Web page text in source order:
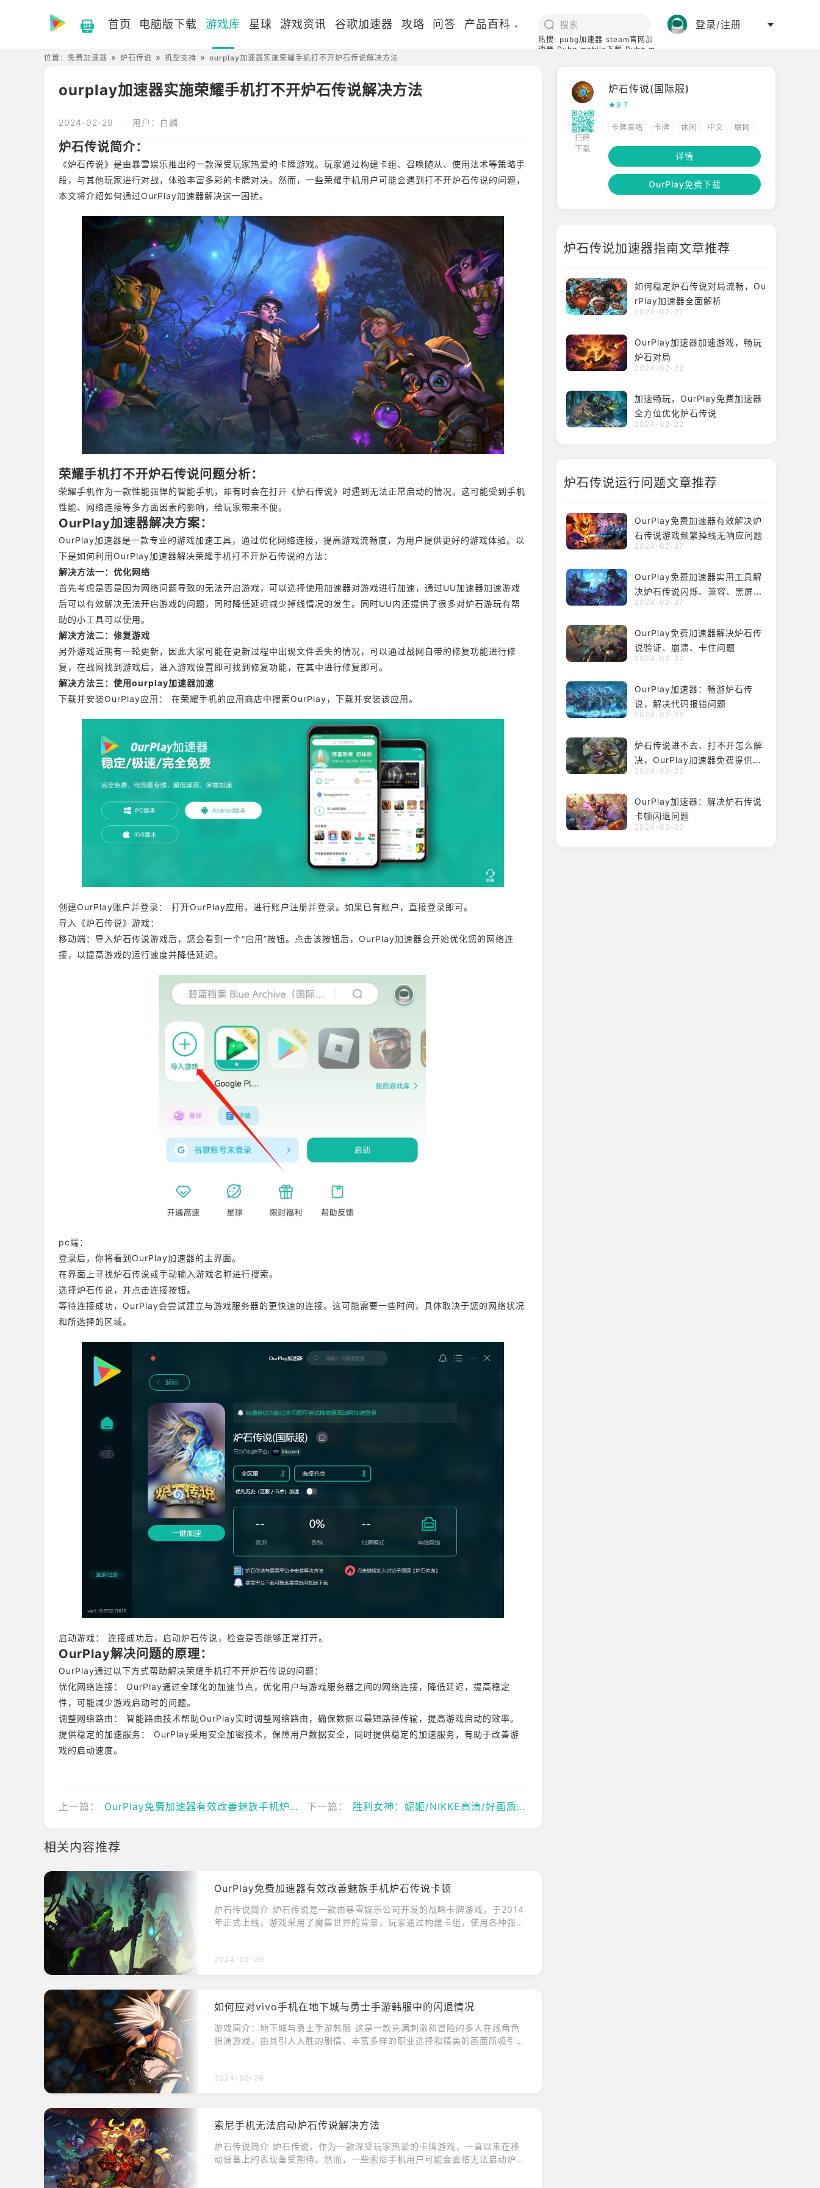
首页 电脑版下载 游戏库 星球 游戏资讯 谷歌加速器 攻略 问答 产品百科
热搜: pubg加速器 steam官网加
速器 Pubg mobile下载 Pubg m
登录/注册
位置： 免费加速器 炉石传说 机型支持 ourplay加速器实施荣耀手机打不开炉石传说解决方法
ourplay加速器实施荣耀手机打不开炉石传说解决方法
2024-02-29 用户：白麟
炉石传说简介：
《炉石传说》是由暴雪娱乐推出的一款深受玩家热爱的卡牌游戏。玩家通过构建卡组、召唤随从、使用法术等策略手
段，与其他玩家进行对战，体验丰富多彩的卡牌对决。然而，一些荣耀手机用户可能会遇到打不开炉石传说的问题，
本文将介绍如何通过OurPlay加速器解决这一困扰。
荣耀手机打不开炉石传说问题分析：
荣耀手机作为一款性能强悍的智能手机，却有时会在打开《炉石传说》时遇到无法正常启动的情况。这可能受到手机
性能、网络连接等多方面因素的影响，给玩家带来不便。
OurPlay加速器解决方案：
OurPlay加速器是一款专业的游戏加速工具，通过优化网络连接，提高游戏流畅度，为用户提供更好的游戏体验。以
下是如何利用OurPlay加速器解决荣耀手机打不开炉石传说的方法：
解决方法一：优化网络
首先考虑是否是因为网络问题导致的无法开启游戏，可以选择使用加速器对游戏进行加速，通过UU加速器加速游戏
后可以有效解决无法开启游戏的问题，同时降低延迟减少掉线情况的发生。同时UU内还提供了很多对炉石游玩有帮
助的小工具可以使用。
解决方法二： 修复游戏
另外游戏近期有一轮更新，因此大家可能在更新过程中出现文件丢失的情况，可以通过战网自带的修复功能进行修
复，在战网找到游戏后，进入游戏设置即可找到修复功能，在其中进行修复即可。
解决方法三： 使用ourplay加速器加速
下载并安装OurPlay应用： 在荣耀手机的应用商店中搜索OurPlay，下载并安装该应用。
创建OurPlay账户并登录： 打开OurPlay应用，进行账户注册并登录。如果已有账户，直接登录即可。
导入《炉石传说》游戏：
移动端：导入炉石传说游戏后，您会看到一个“启用”按钮。点击该按钮后，OurPlay加速器会开始优化您的网络连
接，以提高游戏的运行速度并降低延迟。
pc端：
登录后，你将看到OurPlay加速器的主界面。
在界面上寻找炉石传说或手动输入游戏名称进行搜索。
选择炉石传说，并点击连接按钮。
等待连接成功，OurPlay会尝试建立与游戏服务器的更快速的连接。这可能需要一些时间，具体取决于您的网络状况
和所选择的区域。
启动游戏： 连接成功后，启动炉石传说，检查是否能够正常打开。
OurPlay解决问题的原理：
OurPlay通过以下方式帮助解决荣耀手机打不开炉石传说的问题：
优化网络连接： OurPlay通过全球化的加速节点，优化用户与游戏服务器之间的网络连接，降低延迟，提高稳定
性，可能减少游戏启动时的问题。
调整网络路由： 智能路由技术帮助OurPlay实时调整网络路由，确保数据以最短路径传输，提高游戏启动的效率。
提供稳定的加速服务： OurPlay采用安全加密技术，保障用户数据安全，同时提供稳定的加速服务，有助于改善游
戏的启动速度。
上一篇： OurPlay免费加速器有效改善魅族手机炉石传说卡顿 下一篇： 胜利女神：妮姬/NIKKE高清/好画质怎么设置
相关内容推荐
OurPlay免费加速器有效改善魅族手机炉石传说卡顿
炉石传说简介 炉石传说是一款由暴雪娱乐公司开发的战略卡牌游戏，于2014
年正式上线。游戏采用了魔兽世界的背景，玩家通过构建卡组，使用各种强大
围内都取得了巨大的成功，但一些魅族手机用户却一直在面对游戏中的卡顿问
OurPlay免费加速器是一款专为游戏玩家设计的加速工具，具有以下独特优
势： 1. 高效的加速技术 OurPlay免费加速器采用先进的加速技术，能够优化
网络连接，减少游戏中的延迟和卡顿现象。通过加速数据传输速度，玩家可以
论你身处何地，都能够找到最适合你的节点，为魅族手机炉石传说提供顺畅的
款完全免费的工具。玩家无需为加速服务付费，即可享受到其带来的明显改
善。这使得OurPlay成为解决魅族手机炉石传说卡顿问题的理想选择。 解决方
法一 1.在手机的设置——应用管理里，打开APP，选择清除所有数据。 2.卸
载APP，清理应用缓存，然后重新安装尝试。 3.建议刷其它版本的flyme系
2024-02-29
如何应对vivo手机在地下城与勇士手游韩服中的闪退情况
游戏简介：地下城与勇士手游韩服 ​这是一款充满刺激和冒险的多人在线角色
扮演游戏，由其引人入胜的剧情、丰富多样的职业选择和精美的画面所吸引。
问题之前，我们需要了解问题的根本原因。在vivo手机上遇到地下城与勇士手
定，从而引发闪退问题。解决这个问题的方法是优化手机性能，关闭不必要的
后台应用，清理手机缓存，并确保有足够的存储空间。 2. 网络问题： 不稳定
的网络连接也是导致闪退的一个常见原因。确保你的手机连接到稳定的Wi-Fi
2024-02-29
索尼手机无法启动炉石传说解决方法
炉石传说简介 炉石传说，作为一款深受玩家热爱的卡牌游戏，一直以来在移
动设备上的表现备受期待。然而，一些索尼手机用户可能会面临无法启动炉石
扫码
下载
炉石传说(国际服)
9.7
卡牌策略 卡牌 休闲 中文 联网
策略 高画质
3D 竞技 PVP 棋牌
详情
OurPlay免费下载
炉石传说加速器指南文章推荐
如何稳定炉石传说对局流畅，Ou
rPlay加速器全面解析
2024-02-27
OurPlay加速器加速游戏，畅玩
炉石对局
2024-02-22
加速畅玩，OurPlay免费加速器
全方位优化炉石传说
2024-02-22
炉石传说运行问题文章推荐
OurPlay免费加速器有效解决炉
石传说游戏频繁掉线无响应问题
2024-02-27
OurPlay免费加速器实用工具解
决炉石传说闪烁、兼容、黑屏等
问题
2024-02-27
OurPlay免费加速器解决炉石传
说验证、崩溃、卡住问题
2024-02-22
OurPlay加速器：畅游炉石传
说，解决代码报错问题
2024-02-22
炉石传说进不去、打不开怎么解
决，OurPlay加速器免费提供有
效方法
2024-02-22
OurPlay加速器：解决炉石传说
卡顿闪退问题
2024-02-22